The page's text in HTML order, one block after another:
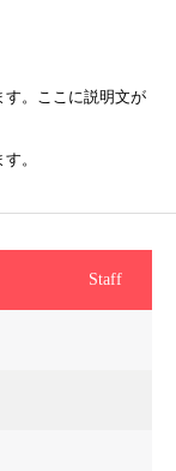
す。ここに説明文が
。
Staff